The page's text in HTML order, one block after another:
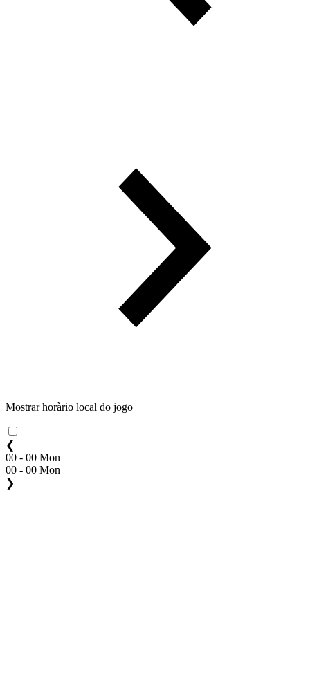
Mostrar horàrio local do jogo
❮
00 - 00 Mon
00 - 00 Mon
❯